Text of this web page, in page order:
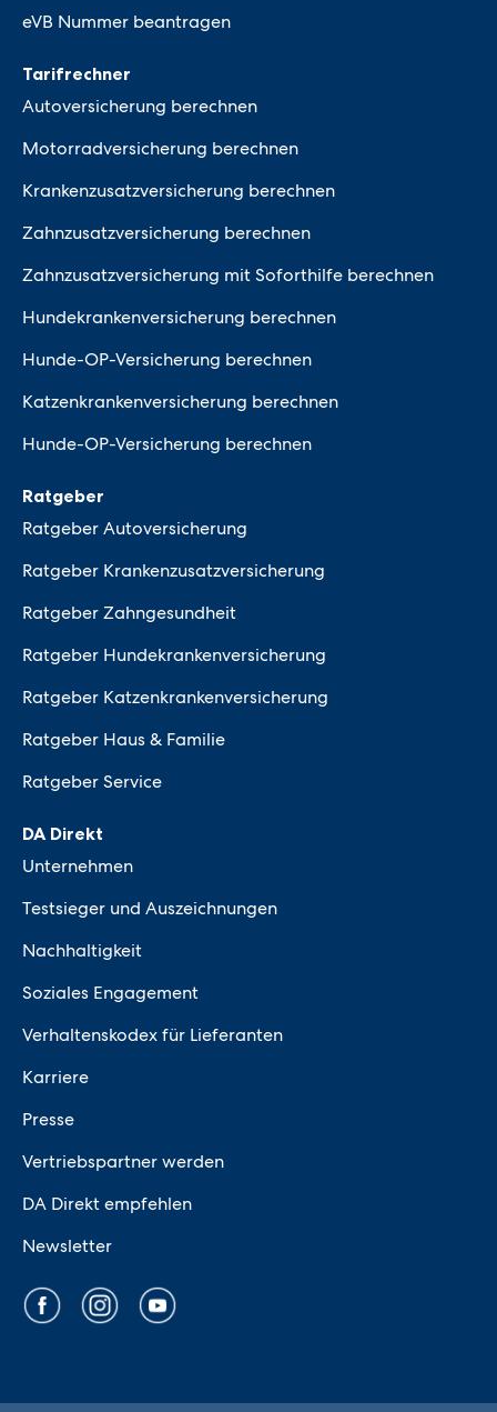
eVB Nummer beantragen
Tarifrechner
Autoversicherung berechnen
Motorradversicherung berechnen
Krankenzusatzversicherung berechnen
Zahnzusatzversicherung berechnen
Zahnzusatzversicherung mit Soforthilfe berechnen
Hundekrankenversicherung berechnen
Hunde-OP-Versicherung berechnen
Katzenkrankenversicherung berechnen
Hunde-OP-Versicherung berechnen
Ratgeber
Ratgeber Autoversicherung
Ratgeber Krankenzusatzversicherung
Ratgeber Zahngesundheit
Ratgeber Hundekrankenversicherung
Ratgeber Katzenkrankenversicherung
Ratgeber Haus & Familie
Ratgeber Service
DA Direkt
Unternehmen
Testsieger und Auszeichnungen
Nachhaltigkeit
Soziales Engagement
Verhaltenskodex für Lieferanten
Karriere
Presse
Vertriebspartner werden
DA Direkt empfehlen
Newsletter